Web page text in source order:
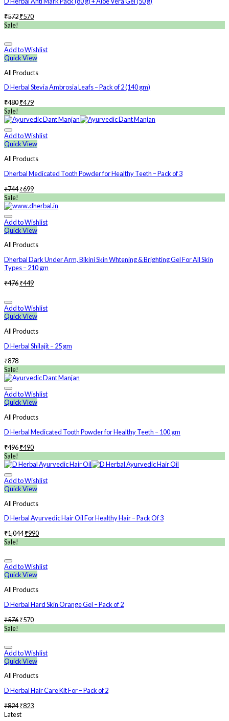
₹572₹570
Sale!
Add to Wishlist
Quick View
All Products
D Herbal Stevia Ambrosia Leafs – Pack of 2 (140 gm)
₹480₹479
Sale!
Add to Wishlist
Quick View
All Products
Dherbal Medicated Tooth Powder for Healthy Teeth – Pack of 3
₹744₹699
Sale!
Add to Wishlist
Quick View
All Products
Dherbal Dark Under Arm, Bikini Skin Whtening & Brighting Gel For All Skin
Types – 210 gm
₹476₹449
Add to Wishlist
Quick View
All Products
D Herbal Shilajit – 25 gm
₹878
Sale!
Add to Wishlist
Quick View
All Products
D Herbal Medicated Tooth Powder for Healthy Teeth – 100 gm
₹496₹490
Sale!
Add to Wishlist
Quick View
All Products
D Herbal Ayurvedic Hair Oil For Healthy Hair – Pack Of 3
₹1,044₹990
Sale!
Add to Wishlist
Quick View
All Products
D Herbal Hard Skin Orange Gel – Pack of 2
₹576₹570
Sale!
Add to Wishlist
Quick View
All Products
D Herbal Hair Care Kit For – Pack of 2
₹824₹823
Latest